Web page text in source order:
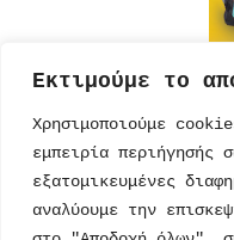
Εκτιμούμε το
Χρησιμοποιούμε
εμπειρία περιήγησής
εξατομικευμένες
αναλύουμε την
ΤΟΥΡΤΕΣ
ΣΥΝΤΑΓΕΣ
ΠΡΟΣΚΛΗΣΕΙΣ
ΠΑΡΑΜΥΘΙΑ
ΒΙΒΛΙΑ